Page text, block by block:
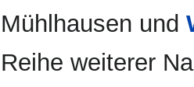
Mühlhausen und
Reihe weiterer